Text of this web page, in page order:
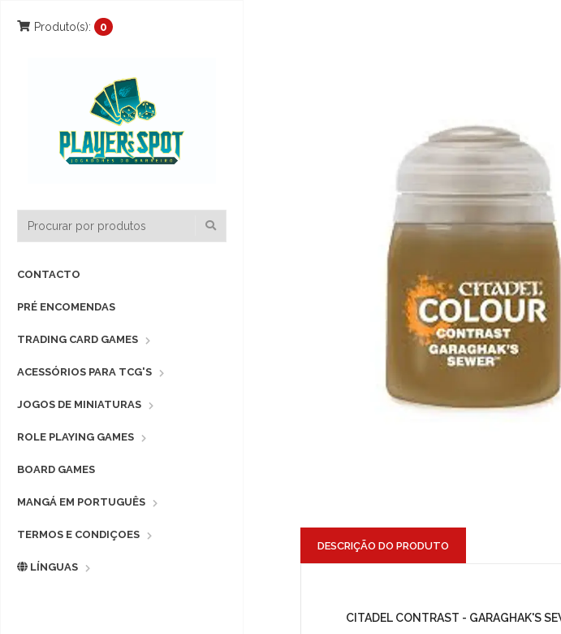
Produto(s): 0
CONTACTO
PRÉ ENCOMENDAS
TRADING CARD GAMES
ACESSÓRIOS PARA TCG'S
JOGOS DE MINIATURAS
ROLE PLAYING GAMES
BOARD GAMES
MANGÁ EM PORTUGUÊS
TERMOS E CONDIÇOES
LÍNGUAS
DESCRIÇÃO DO PRODUTO
CITADEL CONTRAST - GARAGHAK'S